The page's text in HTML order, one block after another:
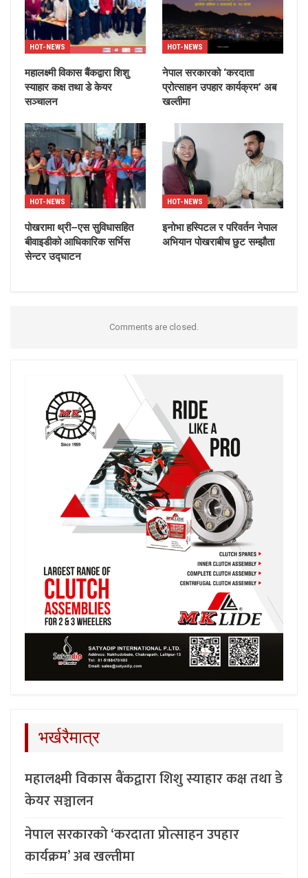
HOT-NEWS
महालक्ष्मी विकास बैंकद्वारा शिशु
स्याहार कक्ष तथा डे केयर
सञ्चालन
HOT-NEWS
नेपाल सरकारको ‘करदाता
प्रोत्साहन उपहार कार्यक्रम’ अब
खल्तीमा
HOT-NEWS
पोखरामा थ्री–एस सुविधासहित
बीवाइडीको आधिकारिक सर्भिस
सेन्टर उद्घाटन
HOT-NEWS
इनोभा हस्पिटल र परिवर्तन नेपाल
अभियान पोखराबीच छुट सम्झौता
Comments are closed.
भर्खरैमात्र
महालक्ष्मी विकास बैंकद्वारा शिशु स्याहार कक्ष तथा डे
केयर सञ्चालन
नेपाल सरकारको ‘करदाता प्रोत्साहन उपहार
कार्यक्रम’ अब खल्तीमा